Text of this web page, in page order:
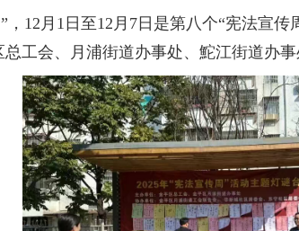
，12月1日至12月7日是第八个“宪法宣
工会、月浦街道办事处、鮀江街道办事